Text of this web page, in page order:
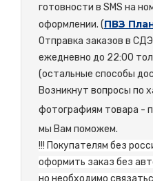
готовности в SMS на
оформлении. (ПВЗ
Отправка заказов в
ежедневно до 22:00
(остальные способы
Возникнут вопросы по
фотографиям товара -
мы Вам поможем.
!!! Покупателям без
оформить заказ без
но необходимо